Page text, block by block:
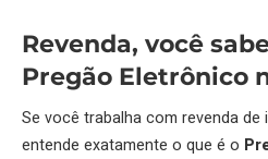
Revenda, você
Pregão Eletrônico
Se você trabalha com revenda
entende exatamente o que é o